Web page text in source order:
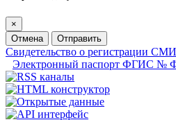
×
Отмена
Отправить
Свидетельство о регистрации
Электронный паспорт ФГИС №